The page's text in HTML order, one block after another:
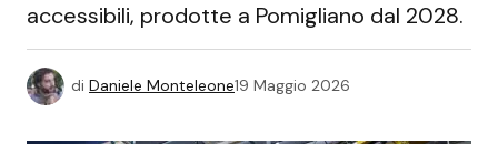
accessibili, prodotte a Pomigliano dal 2028.
di Daniele Monteleone19 Maggio 2026